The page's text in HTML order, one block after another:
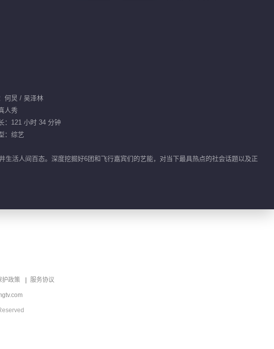
李雪琴新年祝福
何炅 / 吴泽林
人秀
：121 小时 34 分钟
：综艺
活人间百态。深度挖掘好6团和飞行嘉宾们的艺能，对当下最具热点的社会话题以及正
护政策 服务协议